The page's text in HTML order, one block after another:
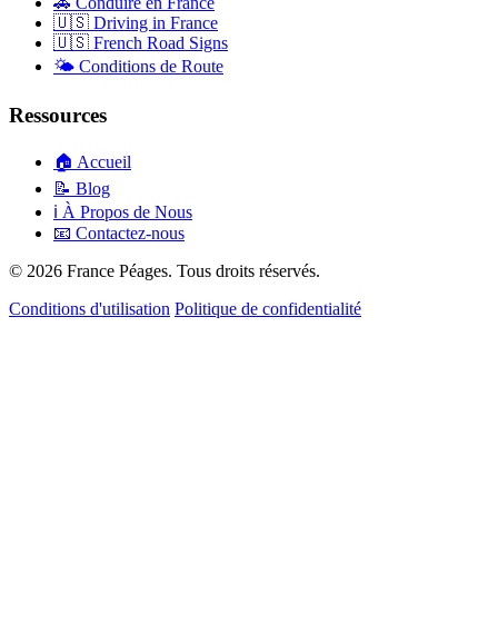
🇺🇸 Driving in France
🇺🇸 French Road Signs
🌤️ Conditions de Route
Ressources
🏠 Accueil
📝 Blog
ℹ️ À Propos de Nous
📧 Contactez-nous
© 2026 France Péages. Tous droits réservés.
Conditions d'utilisation Politique de confidentialité